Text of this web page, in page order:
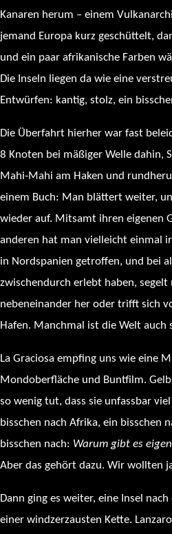
Kanaren herum – einem
jemand Europa kurz geschüttelt,
und ein paar afrikanische Farben
Die Inseln liegen da wie eine
Entwürfen: kantig, stolz, ein
Die Überfahrt hierher war fast
8 Knoten bei mäßiger Welle dahin,
Mahi-Mahi am Haken und
einem Buch: Man blättert weiter,
wieder auf. Mitsamt ihren eigenen
anderen hat man vielleicht einmal
in Nordspanien getroffen, und bei
zwischendurch erlebt haben,
nebeneinander her oder trifft sich
Hafen. Manchmal ist die Welt auch
La Graciosa empfing uns wie eine
Mondoberfläche und Buntfilm.
so wenig tut, dass sie unfassbar
bisschen nach Afrika, ein bisschen
bisschen nach: Warum gibt es
Aber das gehört dazu. Wir wollten
Dann ging es weiter, eine Insel
einer windzerzausten Kette.